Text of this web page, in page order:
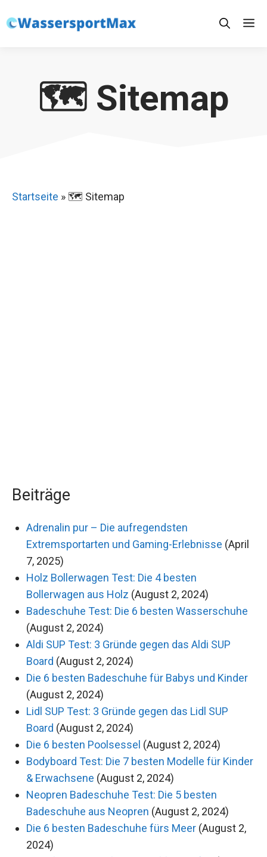
Inhalt
🗺️ Sitemap
Startseite » 🗺️ Sitemap
Beiträge
Adrenalin pur – Die aufregendsten
Extremsportarten und Gaming-Erlebnisse (April
7, 2025)
Holz Bollerwagen Test: Die 4 besten
Bollerwagen aus Holz (August 2, 2024)
Badeschuhe Test: Die 6 besten Wasserschuhe
(August 2, 2024)
Aldi SUP Test: 3 Gründe gegen das Aldi SUP
Board (August 2, 2024)
Die 6 besten Badeschuhe für Babys und Kinder
(August 2, 2024)
Lidl SUP Test: 3 Gründe gegen das Lidl SUP
Board (August 2, 2024)
Die 6 besten Poolsessel (August 2, 2024)
Bodyboard Test: Die 7 besten Modelle für Kinder
& Erwachsene (August 2, 2024)
Neopren Badeschuhe Test: Die 5 besten
Badeschuhe aus Neopren (August 2, 2024)
Die 6 besten Badeschuhe fürs Meer (August 2,
2024)